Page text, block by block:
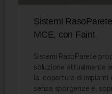
Sistemi
MCE, con Faint
Sistemi RasoParete
soluzione attualmente
la copertura di impianti
senza sporgenze e,